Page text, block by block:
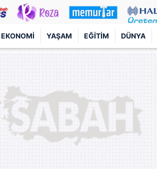
EKONOMI YAŞAM EĞITIM DÜNYA